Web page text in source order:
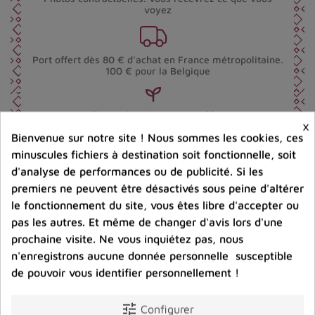
voyez
Port offert dès 80 € d’achat en France métropolitaine.
100 € pour la Belgique
Entreprise éco-responsable.
carbonique
Partager :
Description Avis clients
×
Bienvenue sur notre site ! Nous sommes les cookies, ces
minuscules fichiers à destination soit fonctionnelle, soit
d'analyse de performances ou de publicité. Si les
premiers ne peuvent être désactivés sous peine d'altérer
le fonctionnement du site, vous êtes libre d'accepter ou
pas les autres. Et même de changer d'avis lors d'une
prochaine visite. Ne vous inquiétez pas, nous
n'enregistrons aucune donnée personnelle susceptible
de pouvoir vous identifier personnellement !
tune Configurer